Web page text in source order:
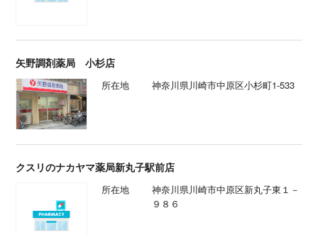
矢野調剤薬局 小杉店
所在地 神奈川県川崎市中原区小杉町1-533
クスリのナカヤマ薬局新丸子駅前店
所在地
神奈川県川崎市中原区新丸子東１－
９８６